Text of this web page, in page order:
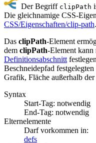
Der Begriff clipPath
Die gleichnamige CSS-
CSS/Eigenschaften/clip-path.
Das clipPath-Element
dem clipPath-Element kann
Definitionsabschnitt
Beschneidepfad
Grafik, Fläche außerhalb
Syntax
Start-Tag: notwendig
End-Tag: notwendig
Elternelemente
Darf vorkommen in:
defs